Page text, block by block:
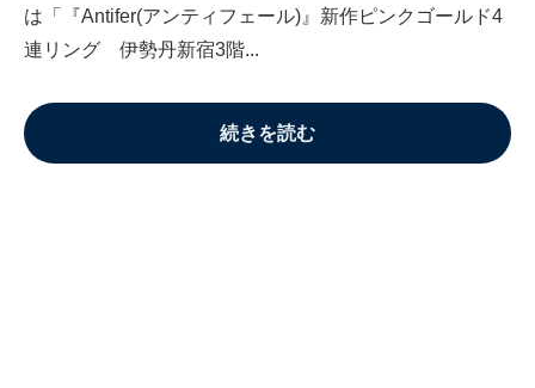
は「『Antifer(アンティフェール)』新作ピンクゴールド4
連リング 伊勢丹新宿3階...
続きを読む